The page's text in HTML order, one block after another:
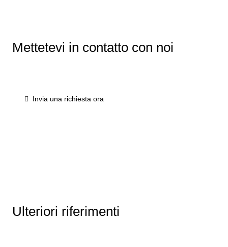
Mettetevi in contatto con noi
Invia una richiesta ora
Ulteriori riferimenti